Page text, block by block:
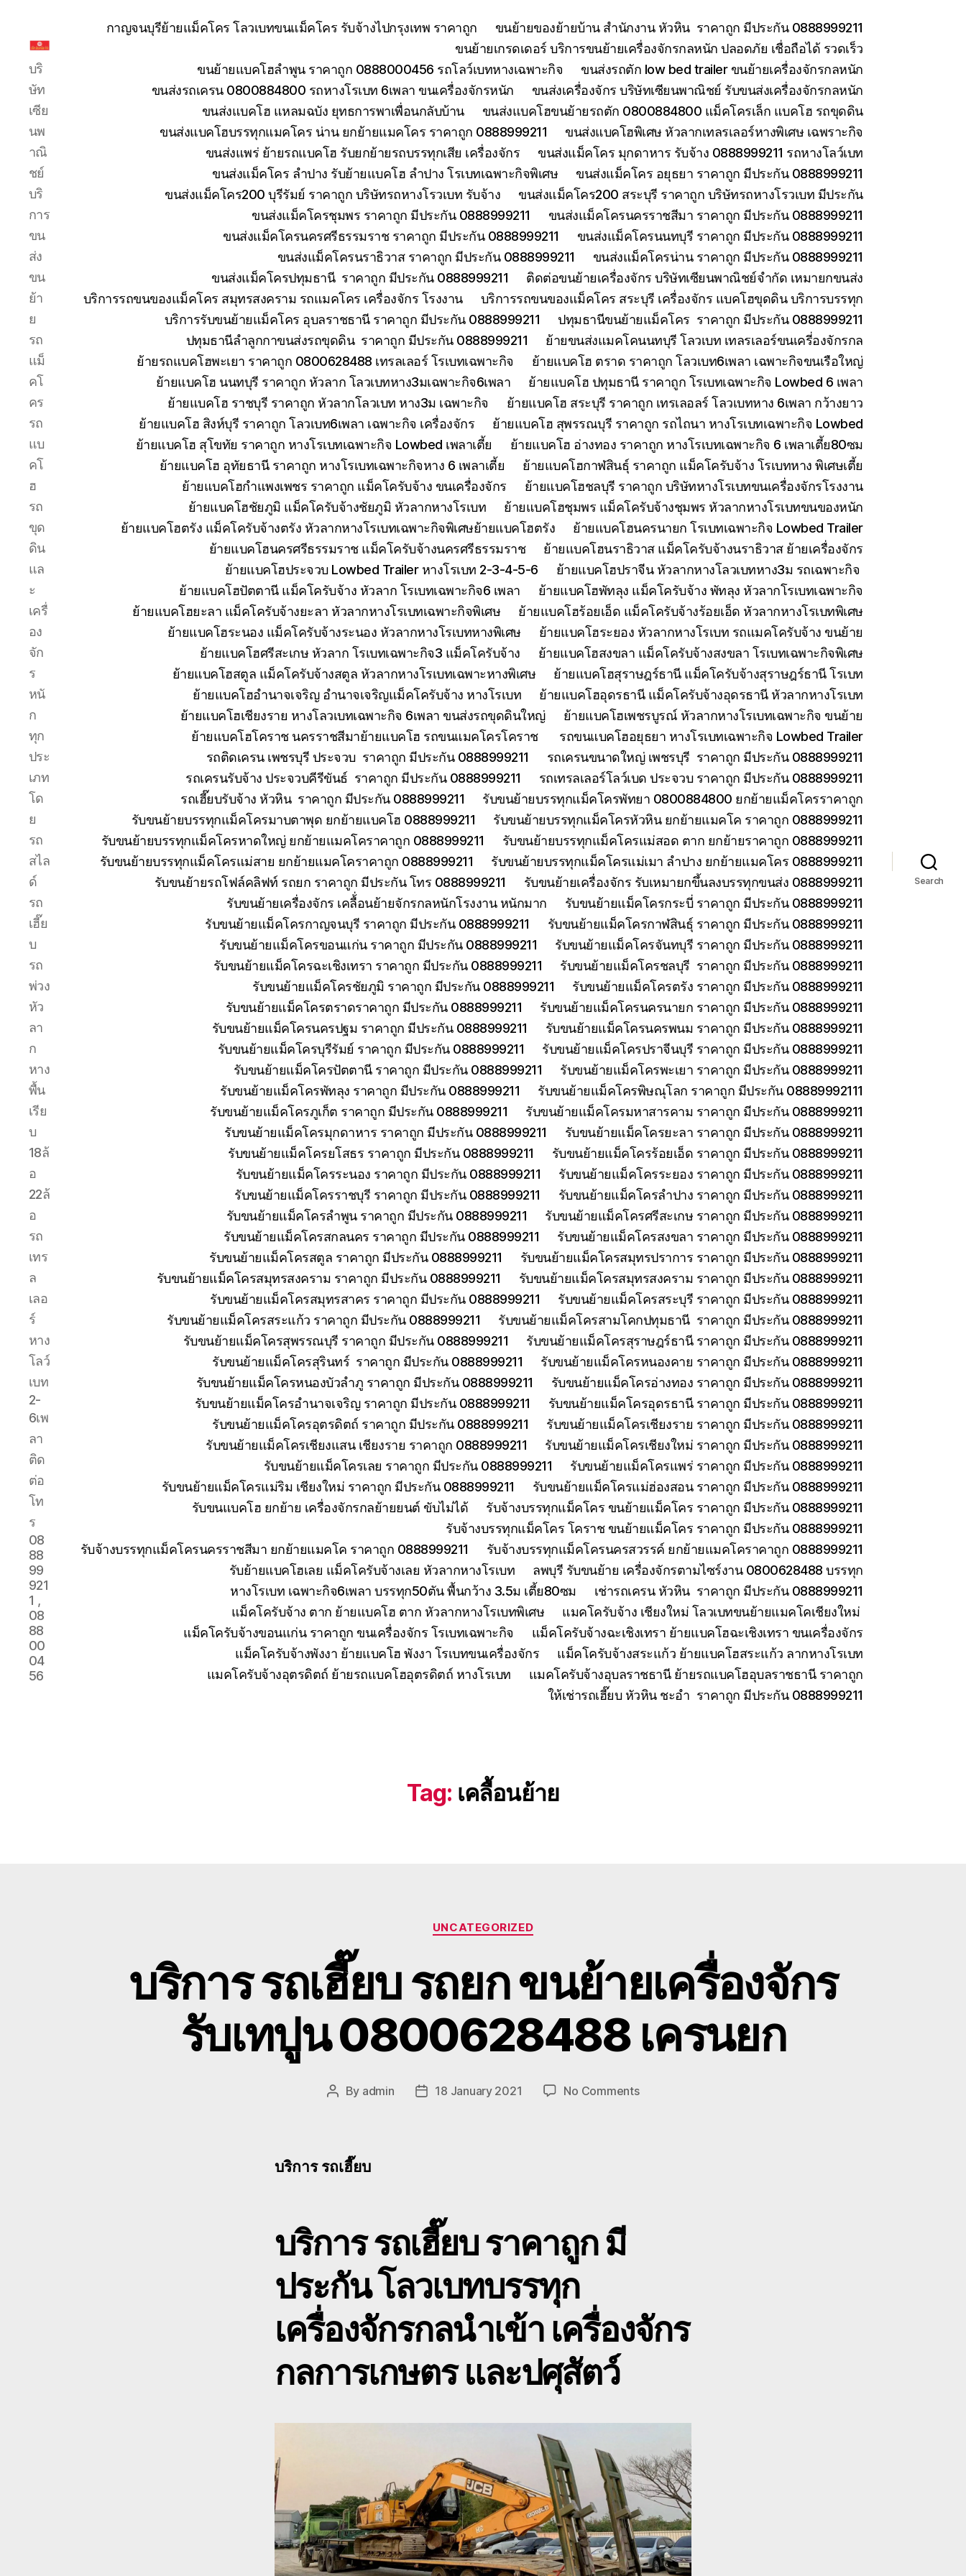
ขน
ย้าย
รถ
โฮ
ทั่ว
ประเทศ.com
บริ
ษัท
เซีย
นพ
าณิ
ชย์
บริ
การ
ขน
ส่ง
ขน
ย้า
ย
รถ
แม็
คโ
คร
รถ
แบ
คโ
ฮ
รถ
ขุด
ดิน
แล
ะ
เครื่
อง
จัก
ร
หนั
ก
ทุก
ประ
เภท
โด
ย
รถ
สไล
ด์
รถ
เฮี๊ย
บ
รถ
พ่วง
หัว
ลา
ก
หาง
พื้น
เรีย
บ
18ล้
อ
22ล้
อ
รถ
เทร
ล
เลอ
ร์
หาง
โลว์
เบท
2-
6เพ
ลา
ติด
ต่อ
โท
ร
08
88
99
921
1 ,
08
88
00
04
56
กาญจนบุรีย้ายแม็คโคร โลวเบทขนแม็คโคร รับจ้างไปกรุงเทพ ราคาถูก
ขนย้ายของย้ายบ้าน สำนักงาน หัวหิน ราคาถูก มีประกัน 0888999211
ขนย้ายเกรดเดอร์ บริการขนย้ายเครื่องจักรกลหนัก ปลอดภัย เชื่อถือได้ รวดเร็ว
ขนย้ายแบคโฮลำพูน ราคาถูก 0888000456 รถโลว์เบทหางเฉพาะกิจ
ขนส่งรถตัก low bed trailer ขนย้ายเครื่องจักรกลหนัก
ขนส่งรถเครน 0800884800 รถหางโรเบท 6เพลา ขนเครื่องจักรหนัก
ขนส่งเครื่องจักร บริษัทเซียนพาณิชย์ รับขนส่งเครื่องจักรกลหนัก
ขนส่งแบคโฮ แหลมฉบัง ยุทธการพาเพื่อนกลับบ้าน
ขนส่งแบคโฮขนย้ายรถตัก 0800884800 แม็คโครเล็ก แบคโฮ รถขุดดิน
ขนส่งแบคโฮบรรทุกแมคโคร น่าน ยกย้ายแมคโคร ราคาถูก 0888999211
ขนส่งแบคโฮพิเศษ หัวลากเทลรเลอร์หางพิเศษ เฉพราะกิจ
ขนส่งแพร่ ย้ายรถแบคโฮ รับยกย้ายรถบรรทุกเสีย เครื่องจักร
ขนส่งแม็คโคร มุกดาหาร รับจ้าง 0888999211 รถหางโลว์เบท
ขนส่งแม็คโคร ลำปาง รับย้ายแบคโฮ ลำปาง โรเบทเฉพาะกิจพิเศษ
ขนส่งแม็คโคร อยุธยา ราคาถูก มีประกัน 0888999211
ขนส่งแม็คโคร200 บุรีรัมย์ ราคาถูก บริษัทรถหางโรวเบท รับจ้าง
ขนส่งแม็คโคร200 สระบุรี ราคาถูก บริษัทรถหางโรวเบท มีประกัน
ขนส่งแม็คโครชุมพร ราคาถูก มีประกัน 0888999211
ขนส่งแม็คโครนครราชสีมา ราคาถูก มีประกัน 0888999211
ขนส่งแม็คโครนครศรีธรรมราช ราคาถูก มีประกัน 0888999211
ขนส่งแม็คโครนนทบุรี ราคาถูก มีประกัน 0888999211
ขนส่งแม็คโครนราธิวาส ราคาถูก มีประกัน 0888999211
ขนส่งแม็คโครน่าน ราคาถูก มีประกัน 0888999211
ขนส่งแม็คโครปทุมธานี ราคาถูก มีประกัน 0888999211
ติดต่อขนย้ายเครื่องจักร บริษัทเซียนพาณิชย์จำกัด เหมายกขนส่ง
บริการรถขนของแม็คโคร สมุทรสงคราม รถแมคโคร เครื่องจักร โรงงาน
บริการรถขนของแม็คโคร สระบุรี เครื่องจักร แบคโฮขุดดิน บริการบรรทุก
บริการรับขนย้ายแม็คโคร อุบลราชธานี ราคาถูก มีประกัน 0888999211
ปทุมธานีขนย้ายแม็คโคร ราคาถูก มีประกัน 0888999211
ปทุมธานีลำลูกกาขนส่งรถขุดดิน ราคาถูก มีประกัน 0888999211
ย้ายขนส่งแมคโคนนทบุรี โลวเบท เทลรเลอร์ขนเครี่องจักรกล
ย้ายรถแบคโฮพะเยา ราคาถูก 0800628488 เทรลเลอร์ โรเบทเฉพาะกิจ
ย้ายแบคโฮ ตราด ราคาถูก โลวเบท6เพลา เฉพาะกิจขนเรือใหญ่
ย้ายแบคโฮ นนทบุรี ราคาถูก หัวลาก โลวเบทหาง3มเฉพาะกิจ6เพลา
ย้ายแบคโฮ ปทุมธานี ราคาถูก โรเบทเฉพาะกิจ Lowbed 6 เพลา
ย้ายแบคโฮ ราชบุรี ราคาถูก หัวลากโลวเบท หาง3ม เฉพาะกิจ
ย้ายแบคโฮ สระบุรี ราคาถูก เทรเลอลร์ โลวเบทหาง 6เพลา กว้างยาว
ย้ายแบคโฮ สิงห์บุรี ราคาถูก โลวเบท6เพลา เฉพาะกิจ เครื่องจักร
ย้ายแบคโฮ สุพรรณบุรี ราคาถูก รถไถนา หางโรเบทเฉพาะกิจ Lowbed
ย้ายแบคโฮ สุโขทัย ราคาถูก หางโรเบทเฉพาะกิจ Lowbed เพลาเตี้ย
ย้ายแบคโฮ อ่างทอง ราคาถูก หางโรเบทเฉพาะกิจ 6 เพลาเตี้ย80ซม
ย้ายแบคโฮ อุทัยธานี ราคาถูก หางโรเบทเฉพาะกิจหาง 6 เพลาเตี้ย
ย้ายแบคโฮกาฬสินธุ์ ราคาถูก แม็คโครับจ้าง โรเบทหาง พิเศษเตี้ย
ย้ายแบคโฮกำแพงเพชร ราคาถูก แม็คโครับจ้าง ขนเครื่องจักร
ย้ายแบคโฮชลบุรี ราคาถูก บริษัทหางโรเบทขนเครื่องจักรโรงงาน
ย้ายแบคโฮชัยภูมิ แม็คโครับจ้างชัยภูมิ หัวลากหางโรเบท
ย้ายแบคโฮชุมพร แม็คโครับจ้างชุมพร หัวลากหางโรเบทขนของหนัก
ย้ายแบคโฮตรัง แม็คโครับจ้างตรัง หัวลากหางโรเบทเฉพาะกิจพิเศษย้ายแบคโฮตรัง
ย้ายแบคโฮนครนายก โรเบทเฉพาะกิจ Lowbed Trailer
ย้ายแบคโฮนครศรีธรรมราช แม็คโครับจ้างนครศรีธรรมราช
ย้ายแบคโฮนราธิวาส แม็คโครับจ้างนราธิวาส ย้ายเครื่องจักร
ย้ายแบคโฮประจวบ Lowbed Trailer หางโรเบท 2-3-4-5-6
ย้ายแบคโฮปราจีน หัวลากหางโลวเบทหาง3ม รถเฉพาะกิจ
ย้ายแบคโฮปัตตานี แม็คโครับจ้าง หัวลาก โรเบทเฉพาะกิจ6 เพลา
ย้ายแบคโฮพัทลุง แม็คโครับจ้าง พัทลุง หัวลากโรเบทเฉพาะกิจ
ย้ายแบคโฮยะลา แม็คโครับจ้างยะลา หัวลากหางโรเบทเฉพาะกิจพิเศษ
ย้ายแบคโฮร้อยเอ็ด แม็คโครับจ้างร้อยเอ็ด หัวลากหางโรเบทพิเศษ
ย้ายแบคโฮระนอง แม็คโครับจ้างระนอง หัวลากหางโรเบทหางพิเศษ
ย้ายแบคโฮระยอง หัวลากหางโรเบท รถแมคโครับจ้าง ขนย้าย
ย้ายแบคโฮศรีสะเกษ หัวลาก โรเบทเฉพาะกิจ3 แม็คโครับจ้าง
ย้ายแบคโฮสงขลา แม็คโครับจ้างสงขลา โรเบทเฉพาะกิจพิเศษ
ย้ายแบคโฮสตูล แม็คโครับจ้างสตูล หัวลากหางโรเบทเฉพาะหางพิเศษ
ย้ายแบคโฮสุราษฎร์ธานี แม็คโครับจ้างสุราษฎร์ธานี โรเบท
ย้ายแบคโฮอำนาจเจริญ อำนาจเจริญแม็คโครับจ้าง หางโรเบท
ย้ายแบคโฮอุดรธานี แม็คโครับจ้างอุดรธานี หัวลากหางโรเบท
ย้ายแบคโฮเชียงราย หางโลวเบทเฉพาะกิจ 6เพลา ขนส่งรถขุดดินใหญ่
ย้ายแบคโฮเพชรบูรณ์ หัวลากหางโรเบทเฉพาะกิจ ขนย้าย
ย้ายแบคโฮโคราช นครราชสีมาย้ายแบคโฮ รถขนแมคโครโคราช
รถขนแบคโฮอยุธยา หางโรเบทเฉพาะกิจ Lowbed Trailer
รถติดเครน เพชรบุรี ประจวบ ราคาถูก มีประกัน 0888999211
รถเครนขนาดใหญ่ เพชรบุรี ราคาถูก มีประกัน 0888999211
รถเครนรับจ้าง ประจวบคีรีขันธ์ ราคาถูก มีประกัน 0888999211
รถเทรลเลอร์โลว์เบด ประจวบ ราคาถูก มีประกัน 0888999211
รถเฮี๊ยบรับจ้าง หัวหิน ราคาถูก มีประกัน 0888999211
รับขนย้ายบรรทุกแม็คโครพัทยา 0800884800 ยกย้ายแม็คโครราคาถูก
รับขนย้ายบรรทุกแม็คโครมาบตาพุด ยกย้ายแบคโฮ 0888999211
รับขนย้ายบรรทุกแม็คโครหัวหิน ยกย้ายแมคโค ราคาถูก 0888999211
รับขนย้ายบรรทุกแม็คโครหาดใหญ่ ยกย้ายแมคโคราคาถูก 0888999211
รับขนย้ายบรรทุกแม็คโครแม่สอด ตาก ยกย้ายราคาถูก 0888999211
รับขนย้ายบรรทุกแม็คโครแม่สาย ยกย้ายแมคโคราคาถูก 0888999211
รับขนย้ายบรรทุกแม็คโครแม่เมา ลำปาง ยกย้ายแมคโคร 0888999211
รับขนย้ายรถโฟล์คลิฟท์ รถยก ราคาถูก มีประกัน โทร 0888999211
รับขนย้ายเครื่องจักร รับเหมายกขึ้นลงบรรทุกขนส่ง 0888999211
รับขนย้ายเครื่องจักร เคลื้่อนย้ายจักรกลหนักโรงงาน หนักมาก
รับขนย้ายแม็คโครกระบี่ ราคาถูก มีประกัน 0888999211
รับขนย้ายแม็คโครกาญจนบุรี ราคาถูก มีประกัน 0888999211
รับขนย้ายแม็คโครกาฬสินธุ์ ราคาถูก มีประกัน 0888999211
รับขนย้ายแม็คโครขอนแก่น ราคาถูก มีประกัน 0888999211
รับขนย้ายแม็คโครจันทบุรี ราคาถูก มีประกัน 0888999211
รับขนย้ายแม็คโครฉะเชิงเทรา ราคาถูก มีประกัน 0888999211
รับขนย้ายแม็คโครชลบุรี ราคาถูก มีประกัน 0888999211
รับขนย้ายแม็คโครชัยภูมิ ราคาถูก มีประกัน 0888999211
รับขนย้ายแม็คโครตรัง ราคาถูก มีประกัน 0888999211
รับขนย้ายแม็คโครตราดราคาถูก มีประกัน 0888999211
รับขนย้ายแม็คโครนครนายก ราคาถูก มีประกัน 0888999211
รับขนย้ายแม็คโครนครปฐม ราคาถูก มีประกัน 0888999211
รับขนย้ายแม็คโครนครพนม ราคาถูก มีประกัน 0888999211
รับขนย้ายแม็คโครบุรีรัมย์ ราคาถูก มีประกัน 0888999211
รับขนย้ายแม็คโครปราจีนบุรี ราคาถูก มีประกัน 0888999211
รับขนย้ายแม็คโครปัตตานี ราคาถูก มีประกัน 0888999211
รับขนย้ายแม็คโครพะเยา ราคาถูก มีประกัน 0888999211
รับขนย้ายแม็คโครพัทลุง ราคาถูก มีประกัน 0888999211
รับขนย้ายแม็คโครพิษณุโลก ราคาถูก มีประกัน 08889992111
รับขนย้ายแม็คโครภูเก็ต ราคาถูก มีประกัน 0888999211
รับขนย้ายแม็คโครมหาสารคาม ราคาถูก มีประกัน 0888999211
รับขนย้ายแม็คโครมุกดาหาร ราคาถูก มีประกัน 0888999211
รับขนย้ายแม็คโครยะลา ราคาถูก มีประกัน 0888999211
รับขนย้ายแม็คโครยโสธร ราคาถูก มีประกัน 0888999211
รับขนย้ายแม็คโครร้อยเอ็ด ราคาถูก มีประกัน 0888999211
รับขนย้ายแม็คโครระนอง ราคาถูก มีประกัน 0888999211
รับขนย้ายแม็คโครระยอง ราคาถูก มีประกัน 0888999211
รับขนย้ายแม็คโครราชบุรี ราคาถูก มีประกัน 0888999211
รับขนย้ายแม็คโครลำปาง ราคาถูก มีประกัน 0888999211
รับขนย้ายแม็คโครลำพูน ราคาถูก มีประกัน 0888999211
รับขนย้ายแม็คโครศรีสะเกษ ราคาถูก มีประกัน 0888999211
รับขนย้ายแม็คโครสกลนคร ราคาถูก มีประกัน 0888999211
รับขนย้ายแม็คโครสงขลา ราคาถูก มีประกัน 0888999211
รับขนย้ายแม็คโครสตูล ราคาถูก มีประกัน 0888999211
รับขนย้ายแม็คโครสมุทรปราการ ราคาถูก มีประกัน 0888999211
รับขนย้ายแม็คโครสมุทรสงคราม ราคาถูก มีประกัน 0888999211
รับขนย้ายแม็คโครสมุทรสงคราม ราคาถูก มีประกัน 0888999211
รับขนย้ายแม็คโครสมุทรสาคร ราคาถูก มีประกัน 0888999211
รับขนย้ายแม็คโครสระบุรี ราคาถูก มีประกัน 0888999211
รับขนย้ายแม็คโครสระแก้ว ราคาถูก มีประกัน 0888999211
รับขนย้ายแม็คโครสามโคกปทุมธานี ราคาถูก มีประกัน 0888999211
รับขนย้ายแม็คโครสุพรรณบุรี ราคาถูก มีประกัน 0888999211
รับขนย้ายแม็คโครสุราษฎร์ธานี ราคาถูก มีประกัน 0888999211
รับขนย้ายแม็คโครสุรินทร์ ราคาถูก มีประกัน 0888999211
รับขนย้ายแม็คโครหนองคาย ราคาถูก มีประกัน 0888999211
รับขนย้ายแม็คโครหนองบัวลำภู ราคาถูก มีประกัน 0888999211
รับขนย้ายแม็คโครอ่างทอง ราคาถูก มีประกัน 0888999211
รับขนย้ายแม็คโครอำนาจเจริญ ราคาถูก มีประกัน 0888999211
รับขนย้ายแม็คโครอุดรธานี ราคาถูก มีประกัน 0888999211
รับขนย้ายแม็คโครอุตรดิตถ์ ราคาถูก มีประกัน 0888999211
รับขนย้ายแม็คโครเชียงราย ราคาถูก มีประกัน 0888999211
รับขนย้ายแม็คโครเชียงแสน เชียงราย ราคาถูก 0888999211
รับขนย้ายแม็คโครเชียงใหม่ ราคาถูก มีประกัน 0888999211
รับขนย้ายแม็คโครเลย ราคาถูก มีประกัน 0888999211
รับขนย้ายแม็คโครแพร่ ราคาถูก มีประกัน 0888999211
รับขนย้ายแม็คโครแม่ริม เชียงใหม่ ราคาถูก มีประกัน 0888999211
รับขนย้ายแม็คโครแม่ฮ่องสอน ราคาถูก มีประกัน 0888999211
รับขนแบคโฮ ยกย้าย เครื่องจักรกลย้ายยนต์ ขับไม่ได้
รับจ้างบรรทุกแม็คโคร ขนย้ายแม็คโคร ราคาถูก มีประกัน 0888999211
รับจ้างบรรทุกแม็คโคร โคราช ขนย้ายแม็คโคร ราคาถูก มีประกัน 0888999211
รับจ้างบรรทุกแม็คโครนครราชสีมา ยกย้ายแมคโค ราคาถูก 0888999211
รับจ้างบรรทุกแม็คโครนครสวรรค์ ยกย้ายแมคโคราคาถูก 0888999211
รับย้ายแบคโฮเลย แม็คโครับจ้างเลย หัวลากหางโรเบท
ลพบุรี รับขนย้าย เครื่องจักรตามไซร์งาน 0800628488 บรรทุก
หางโรเบท เฉพาะกิจ6เพลา บรรทุก50ตัน พื้นกว้าง 3.5ม เตี้ย80ซม
เช่ารถเครน หัวหิน ราคาถูก มีประกัน 0888999211
แม็คโครับจ้าง ตาก ย้ายแบคโฮ ตาก หัวลากหางโรเบทพิเศษ
แมคโครับจ้าง เชียงใหม่ โลวเบทขนย้ายแมคโคเชียงใหม่
แม็คโครับจ้างขอนแก่น ราคาถูก ขนเครื่องจักร โรเบทเฉพาะกิจ
แม็คโครับจ้างฉะเชิงเทรา ย้ายแบคโฮฉะเชิงเทรา ขนเครื่องจักร
แม็คโครับจ้างพังงา ย้ายแบคโฮ พังงา โรเบทขนเครื่องจักร
แม็คโครับจ้างสระแก้ว ย้ายแบคโฮสระแก้ว ลากหางโรเบท
แมคโครับจ้างอุตรดิตถ์ ย้ายรถแบคโฮอุตรดิตถ์ หางโรเบท
แมคโครับจ้างอุบลราชธานี ย้ายรถแบคโฮอุบลราชธานี ราคาถูก
ให้เช่ารถเฮี๊ยบ หัวหิน ชะอำ ราคาถูก มีประกัน 0888999211
Search
Tag: เคลื้อนย้าย
Categories
UNCATEGORIZED
บริการ รถเฮี๊ยบ รถยก ขนย้ายเครื่องจักร
รับเทปูน 0800628488 เครนยก
Post
By admin
Post18 January 2021 No Commentson
บริการ รถเฮี๊ยบ
บริการ รถเฮี๊ยบ ราคาถูก มี
ประกัน โลวเบทบรรทุก
เครื่องจักรกลนำเข้า เครื่องจักร
กลการเกษตร และปศุสัตว์